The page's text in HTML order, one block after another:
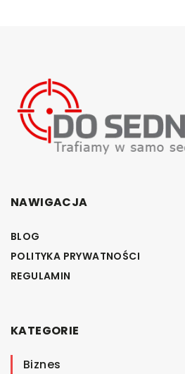
NAWIGACJA
BLOG
POLITYKA PRYWATNOŚCI
REGULAMIN
KATEGORIE
Biznes